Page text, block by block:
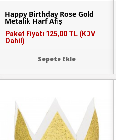
Happy Birthday Rose Gold
Metalik Harf Afiş
Paket Fiyatı 125,00 TL (KDV
Dahil)
Sepete Ekle